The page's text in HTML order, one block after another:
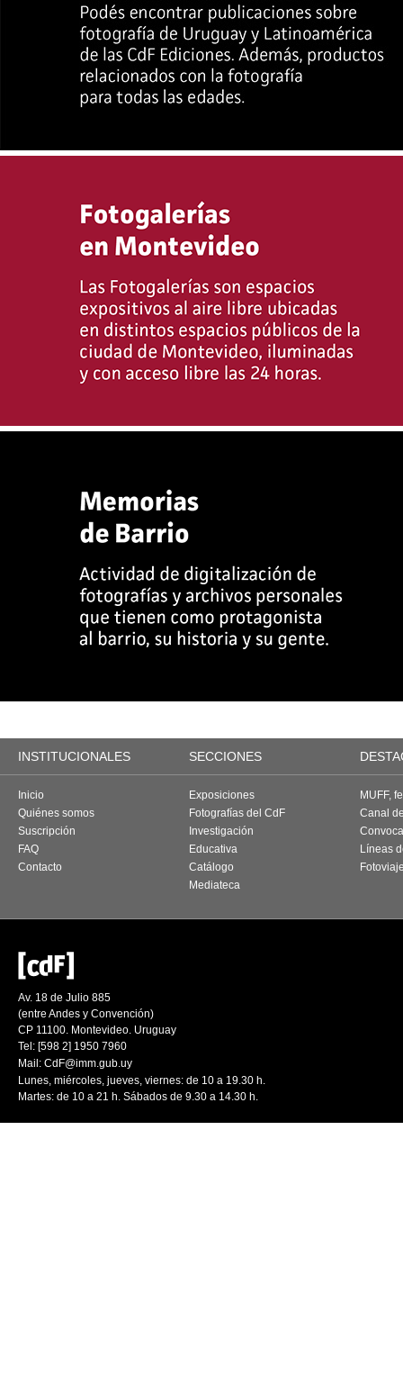
INSTITUCIONALES SECCIONES
Inicio
Quiénes somos
Suscripción
FAQ
Contacto
Exposiciones
Fotografías del CdF
Investigación
Educativa
Catálogo
Mediateca
MUFF,
Canal
Líneas
Av. 18 de Julio 885
(entre Andes y Convención)
CP 11100. Montevideo. Uruguay
Tel: [598 2] 1950 7960
Mail: CdF@imm.gub.uy
Lunes, miércoles, jueves, viernes: de 10 a 19.30 h.
Martes: de 10 a 21 h. Sábados de 9.30 a 14.30 h.